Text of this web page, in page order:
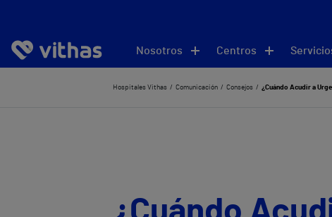
Nosotros Centros
Hospitales Vithas Comunicación Consejos ¿Cuándo Acudir a